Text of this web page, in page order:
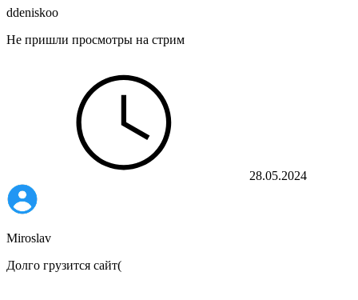
ddeniskoo
Не пришли просмотры на стрим
28.05.2024
Miroslav
Долго грузится сайт(